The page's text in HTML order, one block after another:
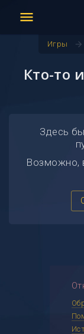
menu
Игры arrow_forward
Кто-то
Здесь
Возможно,